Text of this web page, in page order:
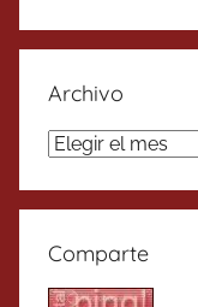
Archivo
Archivo
Comparte